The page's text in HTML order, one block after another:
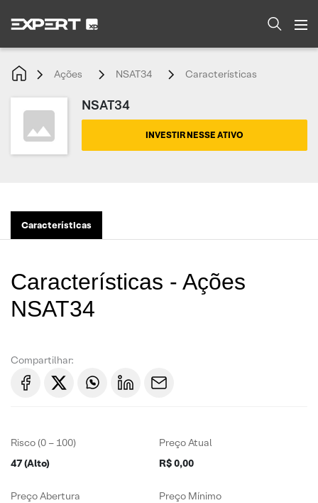
Ações NSAT34 Características
NSAT34
INVESTIR NESSE ATIVO
Características
Características - Ações
NSAT34
Compartilhar:
Risco (0 – 100)
47 (Alto)
Preço Atual
R$ 0,00
Preço Abertura
Preço Mínimo